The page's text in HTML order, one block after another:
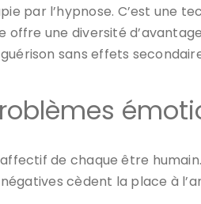
par l’hypnose. C’est une
une diversité
sans effets
de chaque être
cèdent la place à